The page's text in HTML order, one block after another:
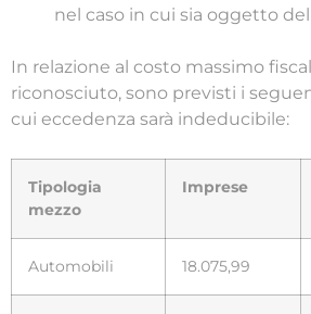
nel caso in cui sia oggetto
In relazione al costo massimo
riconosciuto, sono previsti i
cui eccedenza sarà indeducibile:
Tipologia
mezzo
Imprese
Automobili 18.075,99